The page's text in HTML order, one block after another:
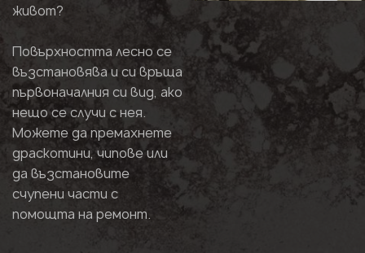
живот?
Повърхността лесно се
възстановява и си връща
първоначалния си вид, ако
нещо се случи с нея.
Можете да премахнете
драскотини, чипове или
да възстановите
счупени части с
помощта на ремонт.